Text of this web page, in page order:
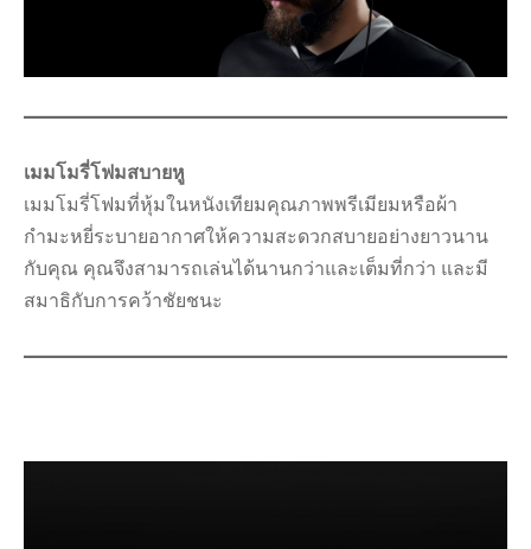
เมมโมรี่โฟมสบายหู
เมมโมรี่โฟมที่หุ้มในหนังเทียมคุณภาพพรีเมียมหรือผ้า
กำมะหยี่ระบายอากาศให้ความสะดวกสบายอย่างยาวนาน
กับคุณ คุณจึงสามารถเล่นได้นานกว่าและเต็มที่กว่า และมี
สมาธิกับการคว้าชัยชนะ